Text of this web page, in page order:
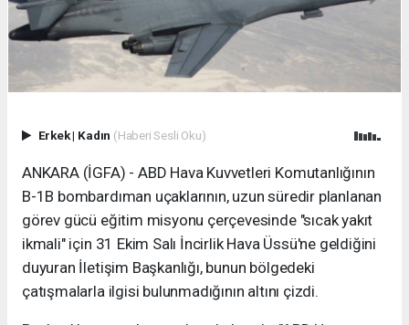
Erkek| Kadın (Haberi Sesli Oku)
ANKARA (İGFA) - ABD Hava Kuvvetleri Komutanlığının
B-1B bombardıman uçaklarının, uzun süredir planlanan
görev gücü eğitim misyonu çerçevesinde "sıcak yakıt
ikmali" için 31 Ekim Salı İncirlik Hava Üssü'ne geldiğini
duyuran İletişim Başkanlığı, bunun bölgedeki
çatışmalarla ilgisi bulunmadığının altını çizdi.